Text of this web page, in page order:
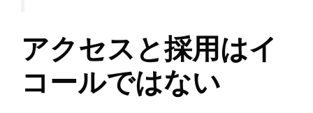
アクセスと採用はイ
コールではない